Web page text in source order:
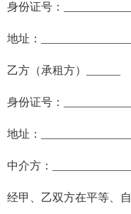
身份证号：____________
地址：
乙方（承租方）______
身份证号：____________
地址：
中介方：
经甲、乙双方在平等、